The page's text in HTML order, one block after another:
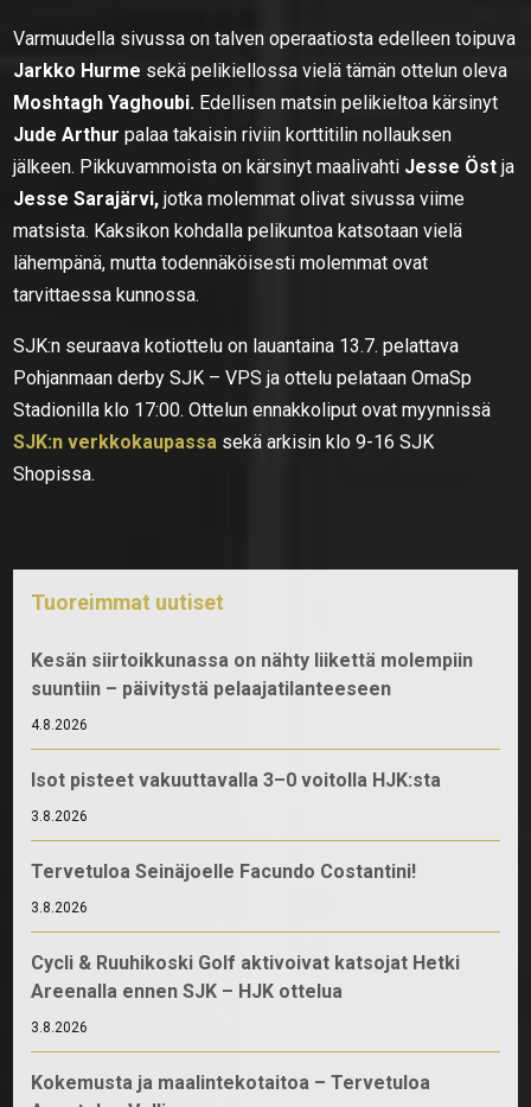
Varmuudella sivussa on talven operaatiosta edelleen toipuva
Jarkko Hurme sekä pelikiellossa vielä tämän ottelun oleva
Moshtagh Yaghoubi. Edellisen matsin pelikieltoa kärsinyt
Jude Arthur palaa takaisin riviin korttitilin nollauksen
jälkeen. Pikkuvammoista on kärsinyt maalivahti Jesse Östja
Jesse Sarajärvi, jotka molemmat olivat sivussa viime
matsista. Kaksikon kohdalla pelikuntoa katsotaan vielä
lähempänä, mutta todennäköisesti molemmat ovat
tarvittaessa kunnossa.
SJK:n seuraava kotiottelu on lauantaina 13.7. pelattava
Pohjanmaan derby SJK – VPS ja ottelu pelataan OmaSp
Stadionilla klo 17:00. Ottelun ennakkoliput ovat myynnissä
SJK:n verkkokaupassa sekä arkisin klo 9-16 SJK
Shopissa.
Tuoreimmat uutiset
Kesän siirtoikkunassa on nähty liikettä molempiin
suuntiin – päivitystä pelaajatilanteeseen
4.8.2026
Isot pisteet vakuuttavalla 3–0 voitolla HJK:sta
3.8.2026
Tervetuloa Seinäjoelle Facundo Costantini!
3.8.2026
Cycli & Ruuhikoski Golf aktivoivat katsojat Hetki
Areenalla ennen SJK – HJK ottelua
3.8.2026
Kokemusta ja maalintekotaitoa – Tervetuloa